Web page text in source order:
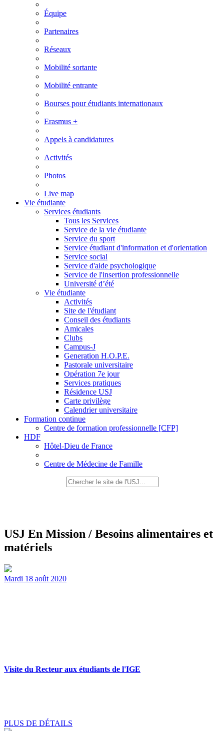
Équipe
Partenaires
Réseaux
Mobilité sortante
Mobilité entrante
Bourses pour étudiants internationaux
Erasmus +
Appels à candidatures
Activités
Photos
Live map
Vie étudiante
Services étudiants
Tous les Services
Service de la vie étudiante
Service du sport
Service étudiant d'information et d'orientation
Service social
Service d'aide psychologique
Service de l'insertion professionnelle
Université d’été
Vie étudiante
Activités
Site de l'étudiant
Conseil des étudiants
Amicales
Clubs
Campus-J
Generation H.O.P.E.
Pastorale universitaire
Opération 7e jour
Services pratiques
Résidence USJ
Carte privilège
Calendrier universitaire
Formation continue
Centre de formation professionnelle [CFP]
HDF
Hôtel-Dieu de France
Centre de Médecine de Famille
USJ En Mission / Besoins alimentaires et
matériels
Mardi 18 août 2020
Visite du Recteur aux étudiants de l'IGE
PLUS DE DÉTAILS